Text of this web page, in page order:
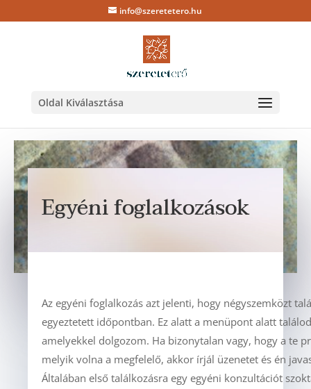
info@szeretetero.hu
Oldal Kiválasztása
Egyéni foglalkozások
Az egyéni foglalkozás azt jelenti, hogy négyszemközt
egyeztetett időpontban. Ez alatt a menüpont alatt
amelyekkel dolgozom. Ha bizonytalan vagy, hogy a te
melyik volna a megfelelő, akkor írjál üzenetet és én
Általában első találkozásra egy egyéni konzultációt